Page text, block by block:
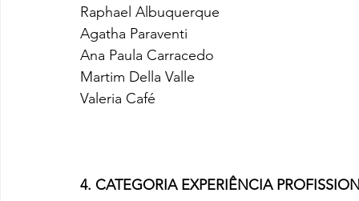
Raphael Albuquerque
Agatha Paraventi
Ana Paula Carracedo
Martim Della Valle
Valeria Café
4. CATEGORIA EXPERIÊNCIA